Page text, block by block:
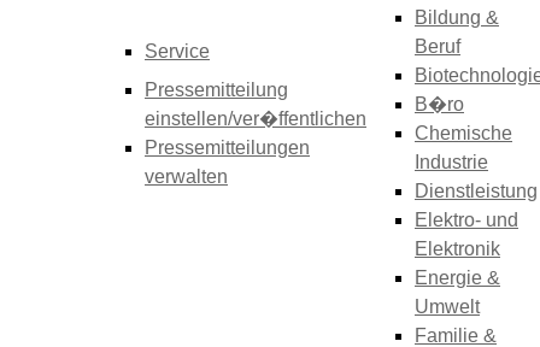
Service
Pressemitteilung
einstellen/ver�ffentlichen
Pressemitteilungen
verwalten
Bildung &
Beruf
B�ro
Chemische
Industrie
Dienstleistung
Elektro- und
Elektronik
Energie &
Umwelt
Familie &